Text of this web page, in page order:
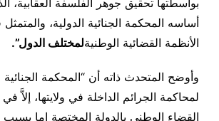
بواسطتها تحقيق جوهر الفلسفة العقابية،
أساسه المحكمة الجنائية الدولية،
الأنظمة القضائية الوطنيةلمختلف الدول”.
وأوضح المتحدث ذاته أن “المحكمة الجنائية
لمحاكمة الجرائم الداخلة في ولايتها، إلاَّ
القضاء الوطني بالدولة المختصة إما